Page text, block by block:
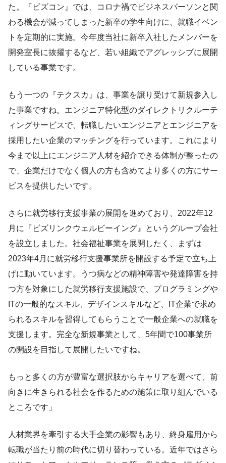
た。『ビズコン』では、コロナ禍でビジネスパーソンと関
わる機会が減ってしまった新卒の学生向けに、就職イベン
トを定期的に実施。今年度当社に新卒入社したメンバーを
開発室長に抜擢するなど、若い組織でアグレッシブに展開
している事業です。
もう一つの『テクスカ』は、事業を譲り受けて新規参入し
た事業ですね。エンジニア特化型のダイレクトリクルーテ
ィングサービスで、転職したいエンジニアとエンジニアを
採用したい企業のマッチングを行っています。これにより
今まで以上にエンジニア人材を紹介できる体制が整ったの
で、企業だけでなく個人の方も含めてより多くの方にサー
ビスを提供したいです。
さらに就労移行支援事業の展開を進めており、2022年12
月に『ビズリンクウェルビーイング』というグループ会社
を設立しました。社会福祉事業を展開したく、まずは
2023年4月に就労移行支援事業所を開設する予定で立ち上
げに動いています。うつ病などの精神障害や発達障害を持
つ方を対象にした就労移行支援施設で、プログラミングや
ITの一般的なスキル、デザインスキルなど、IT企業で求め
られるスキルを習得してもらうことで一般企業への就職を
支援します。完全な新規事業として、5年間で100事業所
の開設を目指して展開したいですね。
もっと多くの方が豊富な選択肢からキャリアを選べて、前
向きに生きられる社会を作るための施策に取り組んでいる
ところです」
人材業界を牽引する大手企業の影響もあり、終身雇用から
転職が当たり前の時代に切り替わっている。近年ではさら